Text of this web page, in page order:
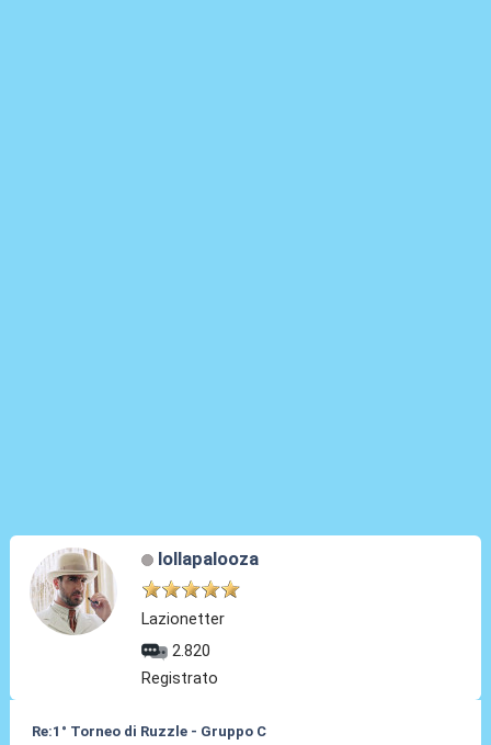
lollapalooza
Lazionetter
2.820
Registrato
Re:1° Torneo di Ruzzle - Gruppo C